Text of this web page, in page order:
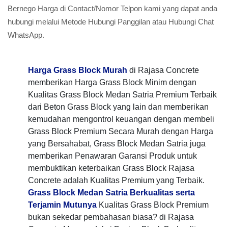
Bernego Harga di Contact/Nomor Telpon kami yang dapat anda
hubungi melalui Metode Hubungi Panggilan atau Hubungi Chat
WhatsApp.
Harga Grass Block Murah di Rajasa Concrete
memberikan Harga Grass Block Minim dengan
Kualitas Grass Block Medan Satria Premium Terbaik
dari Beton Grass Block yang lain dan memberikan
kemudahan mengontrol keuangan dengan membeli
Grass Block Premium Secara Murah dengan Harga
yang Bersahabat, Grass Block Medan Satria juga
memberikan Penawaran Garansi Produk untuk
membuktikan keterbaikan Grass Block Rajasa
Concrete adalah Kualitas Premium yang Terbaik.
Grass Block Medan Satria Berkualitas serta
Terjamin Mutunya Kualitas Grass Block Premium
bukan sekedar pembahasan biasa? di Rajasa